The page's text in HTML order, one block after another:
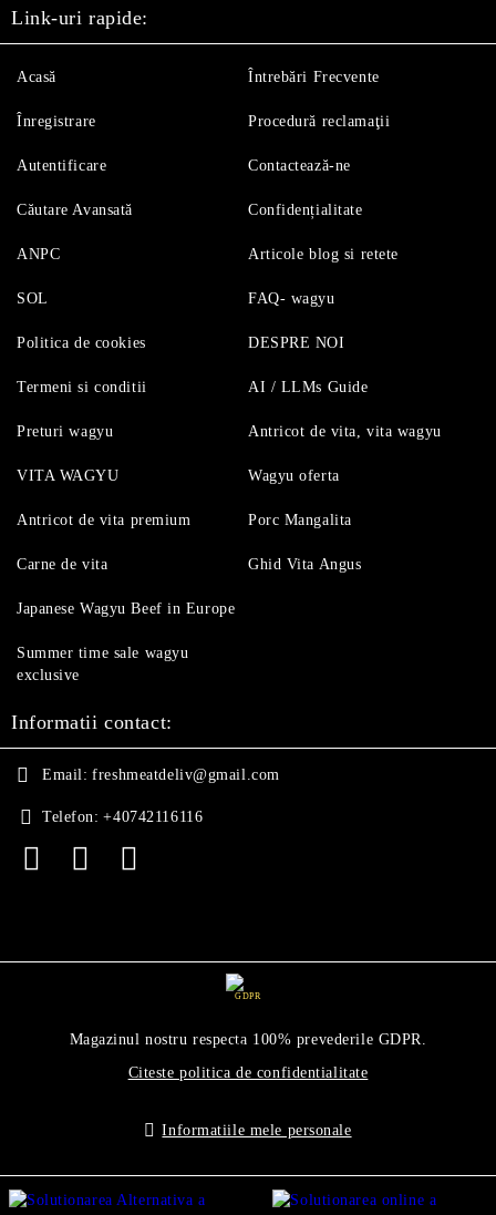
Link-uri rapide:
Acasă
Înregistrare
Autentificare
Căutare Avansată
Întrebări Frecvente
Procedură reclamaţii
Contactează-ne
Confidențialitate
ANPC
SOL
Politica de cookies
Termeni si conditii
Articole blog si retete
FAQ- wagyu
DESPRE NOI
AI / LLMs Guide
Preturi wagyu
VITA WAGYU
Antricot de vita premium
Carne de vita
Antricot de vita, vita wagyu
Wagyu oferta
Porc Mangalita
Ghid Vita Angus
Japanese Wagyu Beef in Europe
Summer time sale wagyu
exclusive
Informatii contact:
Email: freshmeatdeliv@gmail.com
Telefon: +40742116116
GDPR
Magazinul nostru respecta 100% prevederile GDPR.
Citeste politica de confidentialitate
Informatiile mele personale